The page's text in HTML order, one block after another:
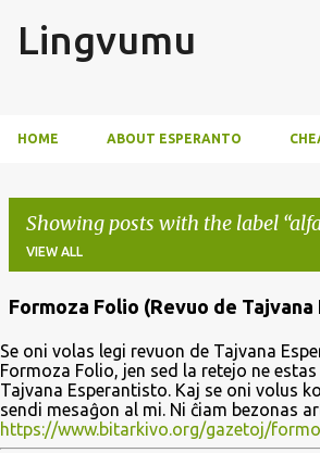
Lingvumu
HOME ABOUT ESPERANTO
Showing posts with the label
VIEW ALL
o
s
t
Formoza Folio (Revuo de
Se oni volas legi revuon de Tajvana
Formoza Folio, jen sed la retejo ne
Tajvana Esperantisto. Kaj se oni volus
sendi mesaĝon al mi. Ni ĉiam bezonas
https://www.bitarkivo.org/gazetoj/